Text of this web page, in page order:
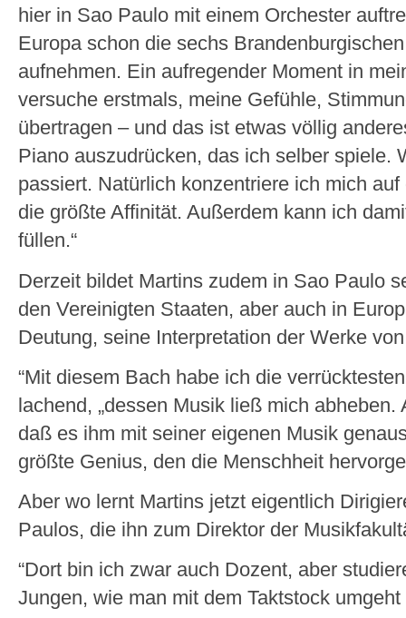
hier in Sao Paulo mit einem Orchester
Europa schon die sechs
aufnehmen. Ein aufregender Moment in
versuche erstmals, meine Gefühle,
übertragen – und das ist etwas völlig
Piano auszudrücken, das ich selber spiele.
passiert. Natürlich konzentriere ich mich
die größte Affinität. Außerdem kann ich
füllen.“
Derzeit bildet Martins zudem in Sao Paulo
den Vereinigten Staaten, aber auch in
Deutung, seine Interpretation der Werke
“Mit diesem Bach habe ich die
lachend, „dessen Musik ließ mich
daß es ihm mit seiner eigenen Musik
größte Genius, den die Menschheit
Aber wo lernt Martins jetzt eigentlich
Paulos, die ihn zum Direktor der
“Dort bin ich zwar auch Dozent, aber
Jungen, wie man mit dem Taktstock